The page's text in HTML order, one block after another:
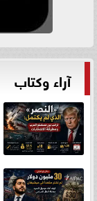
آراء وكتاب